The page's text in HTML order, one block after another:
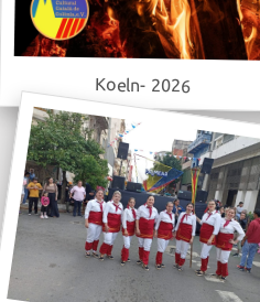
Koeln- 2026